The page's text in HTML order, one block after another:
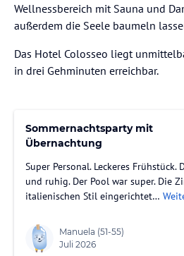
Wellnessbereich mit Sauna und
außerdem die Seele baumeln
Das Hotel Colosseo liegt
in drei Gehminuten erreichbar.
Sommernachtsparty mit
Übernachtung
Super Personal. Leckeres Frühstück.
und ruhig. Der Pool war super. Die
italienischen Stil eingerichtet…
Manuela (51-55)
Juli 2026